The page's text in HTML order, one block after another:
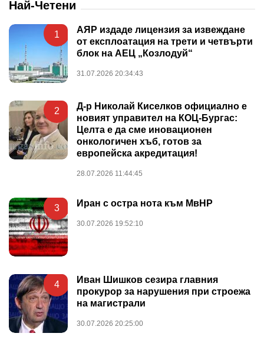
Най-Четени
1
АЯР издаде лицензия за извеждане
от експлоатация на трети и четвърти
блок на АЕЦ „Козлодуй“
31.07.2026 20:34:43
2
Д-р Николай Киселков официално е
новият управител на КОЦ-Бургас:
Целта е да сме иновационен
онкологичен хъб, готов за
европейска акредитация!
28.07.2026 11:44:45
3 Иран с остра нота към МвНР
30.07.2026 19:52:10
4
Иван Шишков сезира главния
прокурор за нарушения при строежа
на магистрали
30.07.2026 20:25:00